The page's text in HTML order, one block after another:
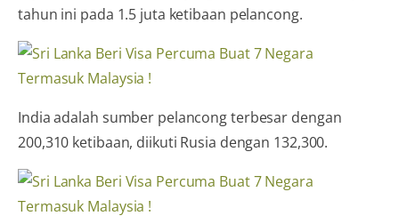
tahun ini pada 1.5 juta ketibaan pelancong.
India adalah sumber pelancong terbesar dengan
200,310 ketibaan, diikuti Rusia dengan 132,300.